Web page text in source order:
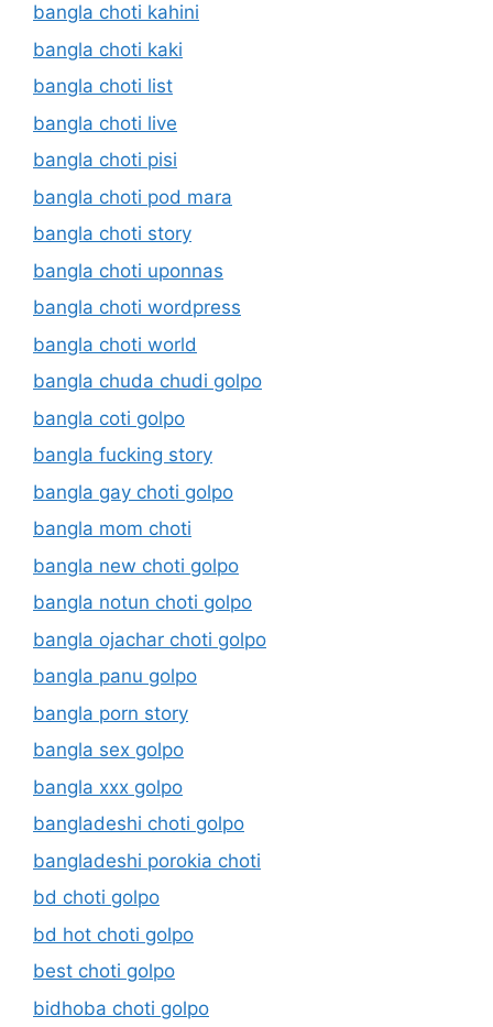
bangla choti kahini
bangla choti kaki
bangla choti list
bangla choti live
bangla choti pisi
bangla choti pod mara
bangla choti story
bangla choti uponnas
bangla choti wordpress
bangla choti world
bangla chuda chudi golpo
bangla coti golpo
bangla fucking story
bangla gay choti golpo
bangla mom choti
bangla new choti golpo
bangla notun choti golpo
bangla ojachar choti golpo
bangla panu golpo
bangla porn story
bangla sex golpo
bangla xxx golpo
bangladeshi choti golpo
bangladeshi porokia choti
bd choti golpo
bd hot choti golpo
best choti golpo
bidhoba choti golpo